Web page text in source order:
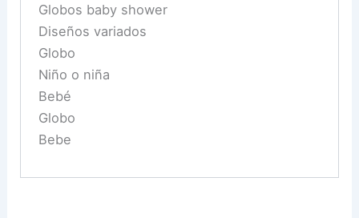
Globos baby shower
Diseños variados
Globo
Niño o niña
Bebé
Globo
Bebe